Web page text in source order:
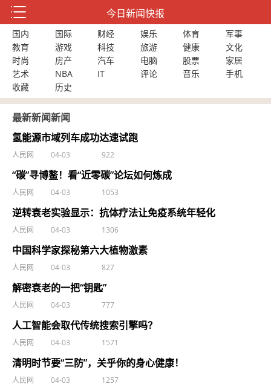
今日新闻快报
国内 国际 财经 娱乐 体育
军事
教育
游戏 科技 旅游 健康
文化
时尚
房产 汽车 电脑 股票
家居
艺术
NBA IT 评论 音乐
手机
收藏
历史
最新新闻新闻
氢能源市域列车成功达速试跑
人民网 04-03 922
“碳”寻博鳌！看“近零碳”论坛如何炼成
人民网 04-03 1053
逆转衰老实验显示：抗体疗法让免疫系统年轻化
人民网 04-03 1306
中国科学家探秘第六大植物激素
人民网 04-03 827
解密衰老的一把“钥匙”
人民网 04-03 777
人工智能会取代传统搜索引擎吗？
人民网 04-03 1571
清明时节要“三防”，关乎你的身心健康！
人民网 04-03 1257